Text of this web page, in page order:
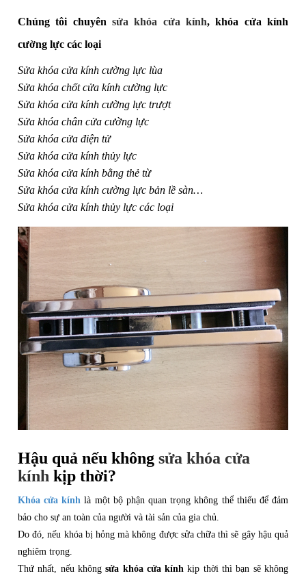
Chúng tôi chuyên sửa khóa cửa kính, khóa cửa kính
cường lực các loại
Sửa khóa cửa kính cường lực lùa
Sửa khóa chốt cửa kính cường lực
Sửa khóa cửa kính cường lực trượt
Sửa khóa chân cửa cường lực
Sửa khóa cửa điện tử
Sửa khóa cửa kính thủy lực
Sửa khóa cửa kính bằng thẻ từ
Sửa khóa cửa kính cường lực bản lề sàn…
Sửa khóa cửa kính thủy lực các loại
Hậu quả nếu không sửa khóa cửa
kính kịp thời?
Khóa cửa kính là một bộ phận quan trọng không thể thiếu để đảm
bảo cho sự an toàn của người và tài sản của gia chủ.
Do đó, nếu khóa bị hỏng mà không được sửa chữa thì sẽ gây hậu quả
nghiêm trọng.
Thứ nhất, nếu khôngsửa khóa cửa kính kịp thời thì bạn sẽ không